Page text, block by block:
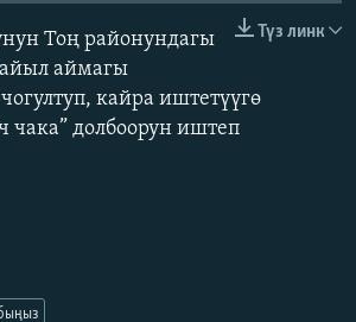
Түз линк
Тоң районундагы
аймагы
кайра иштетүүгө
чака” долбоорун иштеп